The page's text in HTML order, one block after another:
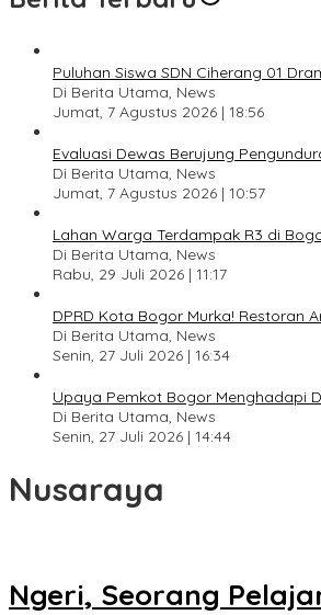
Puluhan Siswa SDN Ciherang 01
Di Berita Utama, News
Jumat, 7 Agustus 2026 | 18:56
Evaluasi Dewas Berujung
Di Berita Utama, News
Jumat, 7 Agustus 2026 | 10:57
Lahan Warga Terdampak R3 di
Di Berita Utama, News
Rabu, 29 Juli 2026 | 11:17
DPRD Kota Bogor Murka! Restoran
Di Berita Utama, News
Senin, 27 Juli 2026 | 16:34
Upaya Pemkot Bogor Menghadapi
Di Berita Utama, News
Senin, 27 Juli 2026 | 14:44
Nusaraya
Ngeri, Seorang